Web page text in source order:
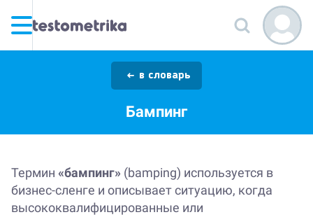
в словарь
Бампинг
Термин «бампинг» (bamping) используется в
бизнес-сленге и описывает ситуацию, когда
высококвалифицированные или